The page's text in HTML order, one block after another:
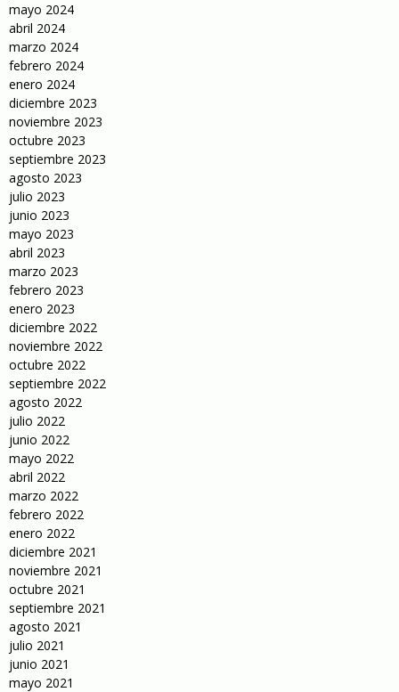
mayo 2024
abril 2024
marzo 2024
febrero 2024
enero 2024
diciembre 2023
noviembre 2023
octubre 2023
septiembre 2023
agosto 2023
julio 2023
junio 2023
mayo 2023
abril 2023
marzo 2023
febrero 2023
enero 2023
diciembre 2022
noviembre 2022
octubre 2022
septiembre 2022
agosto 2022
julio 2022
junio 2022
mayo 2022
abril 2022
marzo 2022
febrero 2022
enero 2022
diciembre 2021
noviembre 2021
octubre 2021
septiembre 2021
agosto 2021
julio 2021
junio 2021
mayo 2021